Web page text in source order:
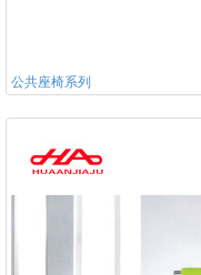
公共座椅系列